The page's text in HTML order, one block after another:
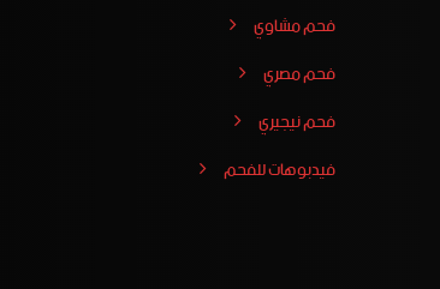
فحم مشاوي
فحم مصري
فحم نيجيري
فيدبوهات للفحم